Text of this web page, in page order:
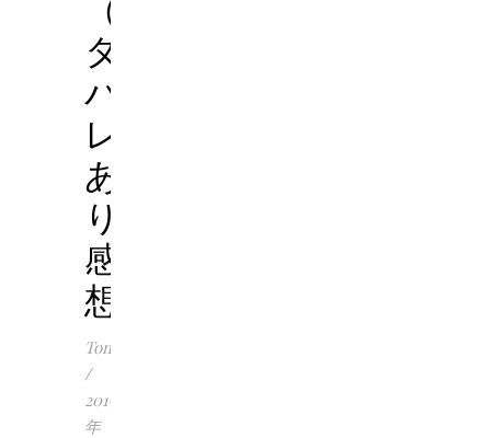
タ
バ
レ
あ
り）
感
想
Tomoko
/
2019
年